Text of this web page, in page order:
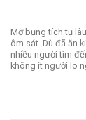
Mỡ bụng tích tụ
ôm sát. Dù đã ăn
nhiều người tìm
không ít người lo